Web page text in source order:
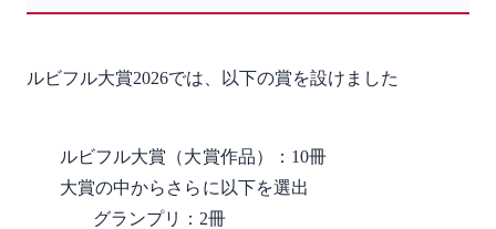
ルビフル大賞2026では、以下の賞を設けました
ルビフル大賞（大賞作品）：10冊
大賞の中からさらに以下を選出
グランプリ：2冊